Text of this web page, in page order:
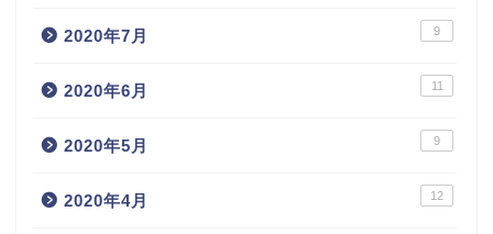
2020年7月 9
2020年6月 11
2020年5月 9
2020年4月 12